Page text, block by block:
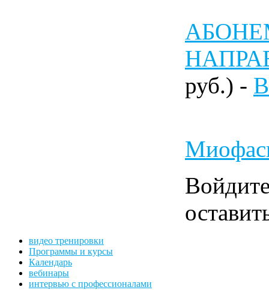
руб.) -
видео тренировки
Программы и курсы
Календарь
вебинары
интервью с профессионалами